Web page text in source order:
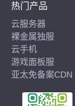
热门产品
云服务器
裸金属独服
云手机
游戏面板服
亚太免备案CDN